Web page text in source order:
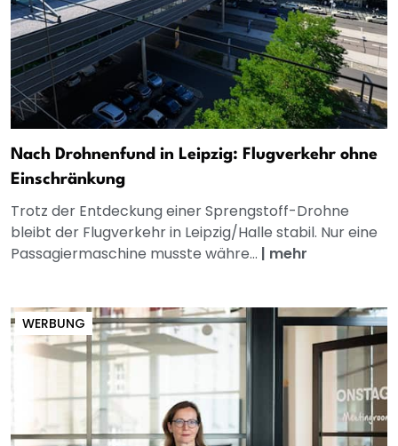
Nach Drohnenfund in Leipzig: Flugverkehr ohne
Einschränkung
Trotz der Entdeckung einer Sprengstoff-Drohne
bleibt der Flugverkehr in Leipzig/Halle stabil. Nur eine
Passagiermaschine musste währe... | mehr
WERBUNG